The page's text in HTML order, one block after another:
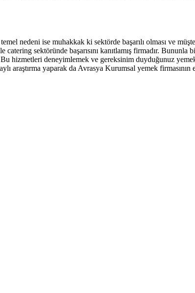
nedeni ise muhakkak ki sektörde başarılı olması ve
sektöründe başarısını kanıtlamış firmadır.
hizmetleri deneyimlemek ve gereksinim duyduğunuz
araştırma yaparak da Avrasya Kurumsal yemek